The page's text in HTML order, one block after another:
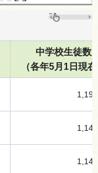
中学校生徒数
（各年5月1日現